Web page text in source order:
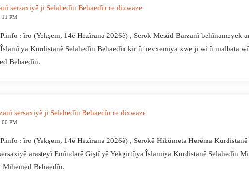
sersaxiyê ji Selahedîn Behaedîn re dixwaze
PM
: îro (Yekşem, 14ê Hezîrana 2026ê) , Serok Mesûd Barzanî behînameyek
ya Kurdistanê Selahedîn Behaedîn kir û hevxemiya xwe ji wî û malbata
Behaedîn.
sersaxiyê ji Selahedîn Behaedîn re dixwaze
PM
: îro (Yekşem, 14ê Hezîrana 2026ê) , Serokê Hikûmeta Herêma
arasteyî Emîndarê Giştî yê Yekgirtûya Îslamiya Kurdistanê Selahedîn
Behaedîn.